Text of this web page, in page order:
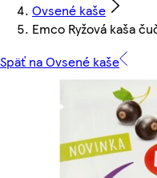
Ovsené kaše
Emco Ryžová kaša
Späť na Ovsené kaše